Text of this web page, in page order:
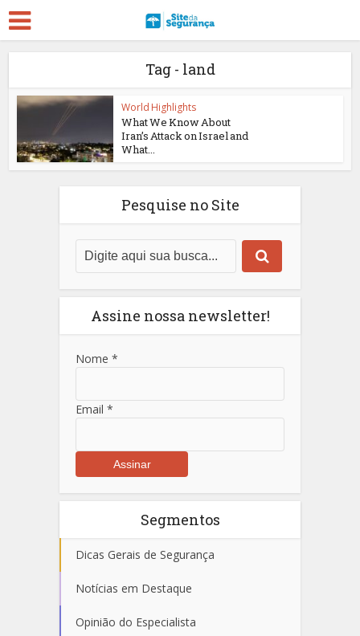
Tag - land
World Highlights
What We Know About
Iran’s Attack on Israel and
What...
Pesquise no Site
Assine nossa newsletter!
Nome *
Email *
Segmentos
Dicas Gerais de Segurança
Notícias em Destaque
Opinião do Especialista